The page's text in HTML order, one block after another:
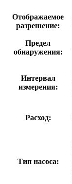
Отображаемое
разрешение:
Предел
обнаружения:
Интервал
измерения:
Расход:
Тип насоса: